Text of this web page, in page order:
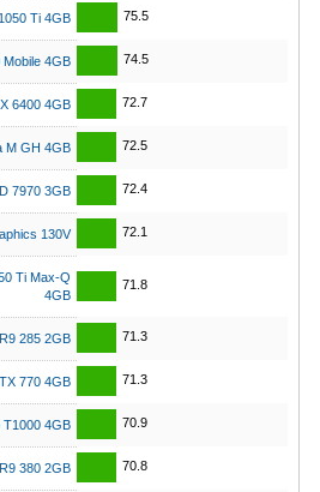
Ti 4GB 75.5
4GB 74.5
6400 4GB 72.7
M GH 4GB 72.5
7970 3GB 72.4
130V 72.1
Ti Max-Q
4GB
71.8
285 2GB 71.3
770 4GB 71.3
T1000 4GB 70.9
380 2GB 70.8